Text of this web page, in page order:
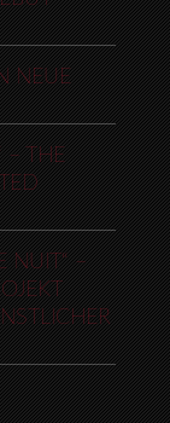
NEUE
– THE
NUIT“ –